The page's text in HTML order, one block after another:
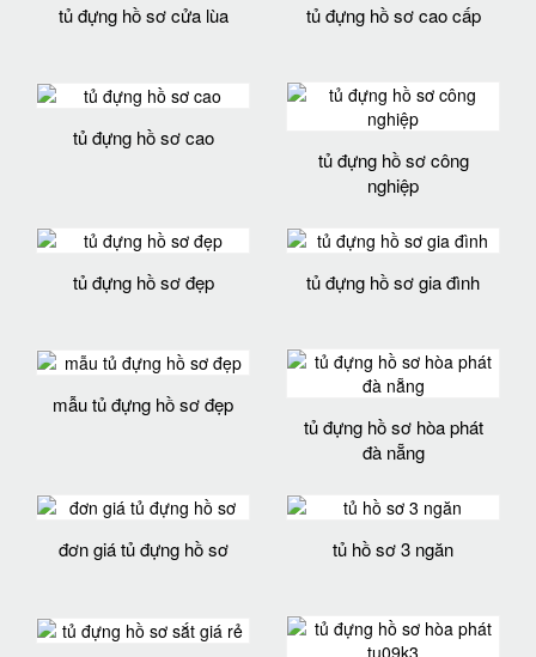
tủ đựng hồ sơ cửa lùa tủ đựng hồ sơ cao cấp
tủ đựng hồ sơ cao
tủ đựng hồ sơ công
nghiệp
tủ đựng hồ sơ đẹp tủ đựng hồ sơ gia đình
mẫu tủ đựng hồ sơ đẹp
tủ đựng hồ sơ hòa phát
đà nẵng
đơn giá tủ đựng hồ sơ tủ hồ sơ 3 ngăn